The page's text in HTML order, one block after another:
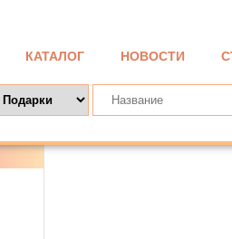
КАТАЛОГ НОВОСТИ